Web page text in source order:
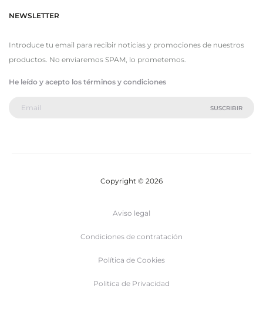
NEWSLETTER
Introduce tu email para recibir noticias y promociones de nuestros
productos. No enviaremos SPAM, lo prometemos.
He leído y acepto los términos y condiciones
Copyright © 2026
Aviso legal
Condiciones de contratación
Política de Cookies
Politica de Privacidad